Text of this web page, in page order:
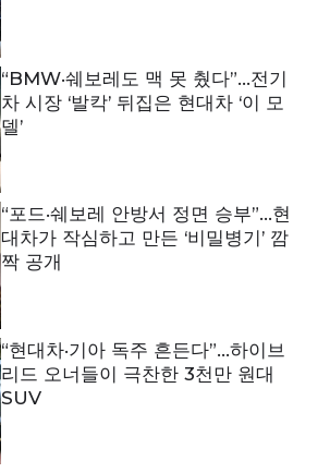
“BMW·쉐보레도 맥 못 췄다”…전기
차 시장 ‘발칵’ 뒤집은 현대차 ‘이 모
델’
“포드·쉐보레 안방서 정면 승부”…현
대차가 작심하고 만든 ‘비밀병기’ 깜
짝 공개
“현대차·기아 독주 흔든다”…하이브
리드 오너들이 극찬한 3천만 원대
SUV